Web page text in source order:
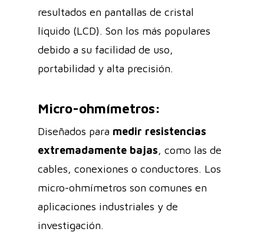
resultados en pantallas de cristal
líquido (LCD). Son los más populares
debido a su facilidad de uso,
portabilidad y alta precisión.
Micro-ohmímetros:
Diseñados para medir resistencias
extremadamente bajas, como las de
cables, conexiones o conductores. Los
micro-ohmímetros son comunes en
aplicaciones industriales y de
investigación.